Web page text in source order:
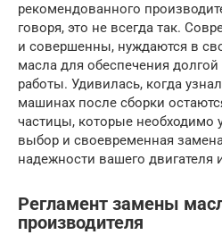
рекомендованного
говоря, это не всегда так.
и совершенны, нуждаются в
масла для обеспечения
работы. Удивилась, когда
машинах после сборки
частицы, которые необходимо
выбор и своевременная
надежности вашего
Регламент замены
производителя